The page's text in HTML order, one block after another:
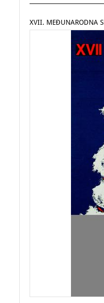
XVII. MEĐUNARODNA